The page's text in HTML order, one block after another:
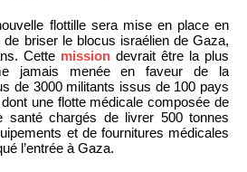
flottille sera mise en place en
briser le blocus israélien de Gaza,
Cette mission devrait être la plus
jamais menée en faveur de la
de 3000 militants issus de 100 pays
une flotte médicale composée de
santé chargés de livrer 500 tonnes
et de fournitures médicales
l’entrée à Gaza.